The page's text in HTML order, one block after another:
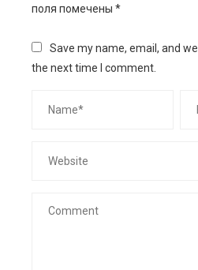
поля помечены *
Save my name, email, and
the next time I comment.